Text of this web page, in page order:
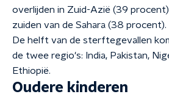
overlijden in Zuid-Azië (39
zuiden van de Sahara (38 procent).
De helft van de sterftegevallen
de twee regio's: India, Pakistan,
Ethiopië.
Oudere kinderen